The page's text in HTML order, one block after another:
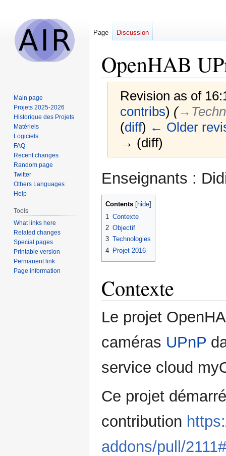
OpenHAB
Revision as of
contribs) (
(diff) ← Older
→ (diff)
to
navigation
to
search
Enseignants :
Contents
1 Contexte
2 Objectif
3 Technologies
4 Projet 2016
Contexte
Le projet
caméras UPnP
service cloud
Ce projet
contribution
addons/pull/
Page Discussion
Main page
Projets 2025-2026
Historique des Projets
Matériels
Logiciels
FAQ
Recent changes
Random page
Twitter
Others Languages
Help
Tools
What links here
Related changes
Special pages
Printable version
Permanent link
Page information